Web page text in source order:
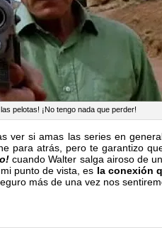
pelotas! ¡No tengo nada que perder!
ver si amas las series en
para atrás, pero te garantizo
cuando Walter salga airoso de
punto de vista, es la conexión
más de una vez nos